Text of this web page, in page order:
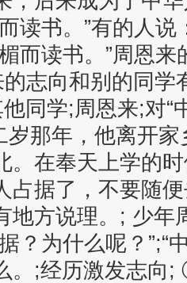
读书。”有的人说
而读书。”周恩
志向和别的同
同学;周恩来;对“
岁那年，他离开
。在奉天上学的
占据了，不要随
地方说理。; 少年
？为什么呢？”;“
。;经历激发志向